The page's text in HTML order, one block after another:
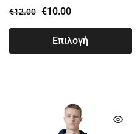
€12.00 €10.00
Επιλογή